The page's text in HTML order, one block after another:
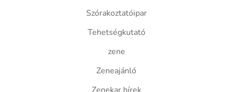
Szórakoztatóipar
Tehetségkutató
zene
Zeneajánló